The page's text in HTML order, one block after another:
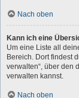
Nach oben
Kann ich eine
Um eine Liste all
Bereich. Dort findest
verwalten“, über den
verwalten kannst.
Nach oben